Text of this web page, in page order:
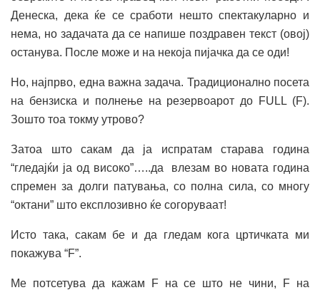
Денеска, дека ќе се сработи нешто спектакуларно и
нема, но задачата да се напише поздравен текст (овој)
останува. После може и на некоја пијачка да се оди!
Но, најпрво, една важна задача. Традиционално посета
на бензиска и полнење на резервоарот до FULL (F).
Зошто тоа токму утрово?
Затоа што сакам да ја испратам старава година
“гледајќи ја од високо”…..да влезам во новата година
спремен за долги патувања, со полна сила, со многу
“октани” што експлозивно ќе согоруваат!
Исто така, сакам бе и да гледам кога цртичката ми
покажува “F”.
Ме потсетува да кажам F на се што не чини, F на